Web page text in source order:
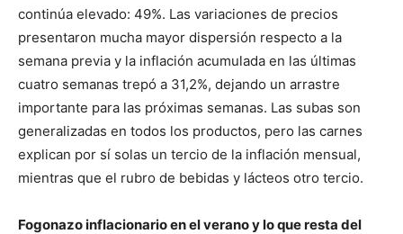
continúa elevado: 49%. Las variaciones de precios
presentaron mucha mayor dispersión respecto a la
semana previa y la inflación acumulada en las últimas
cuatro semanas trepó a 31,2%, dejando un arrastre
importante para las próximas semanas. Las subas son
generalizadas en todos los productos, pero las carnes
explican por sí solas un tercio de la inflación mensual,
mientras que el rubro de bebidas y lácteos otro tercio.
Fogonazo inflacionario en el verano y lo que resta del